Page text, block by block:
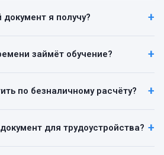
документ я получу?
займёт обучение?
по безналичному расчёту?
для трудоустройства?